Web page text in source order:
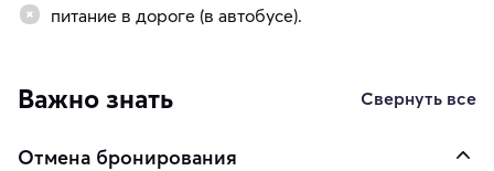
питание в дороге (в автобусе).
Важно знать Свернуть все
Отмена бронирования